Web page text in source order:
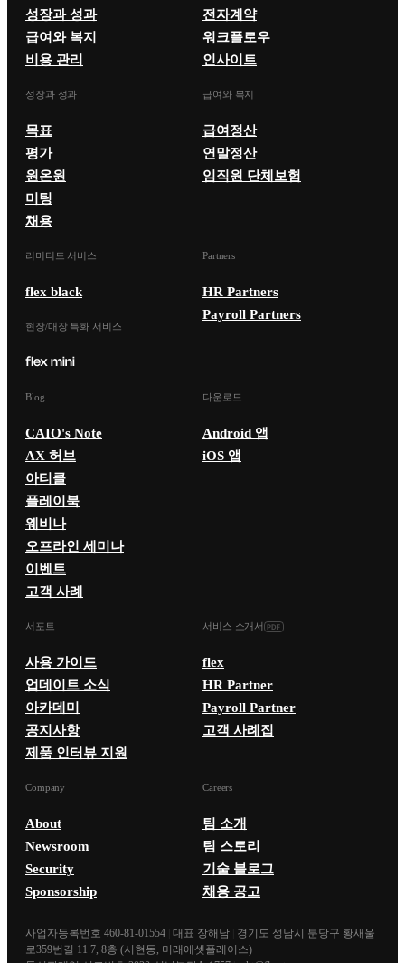
성장과 성과
급여와 복지
비용 관리
전자계약
워크플로우
인사이트
성장과 성과
목표
평가
원온원
미팅
채용
급여와 복지
급여정산
연말정산
임직원 단체보험
리미티드 서비스
flex black
현장/매장 특화 서비스
Partners
HR Partners
Payroll Partners
Blog
CAIO's Note
AX 허브
아티클
플레이북
웨비나
오프라인 세미나
이벤트
고객 사례
다운로드
Android 앱
iOS 앱
서포트
사용 가이드
업데이트 소식
아카데미
공지사항
제품 인터뷰 지원
서비스 소개서
flex
HR Partner
Payroll Partner
고객 사례집
Company
About
Newsroom
Security
Sponsorship
Careers
팀 소개
팀 스토리
기술 블로그
채용 공고
사업자등록번호 460-81-01554 대표 장해남
경기도 성남시 분당구 황새울
로359번길 11 7, 8층 (서현동, 미래에셋플레이스)